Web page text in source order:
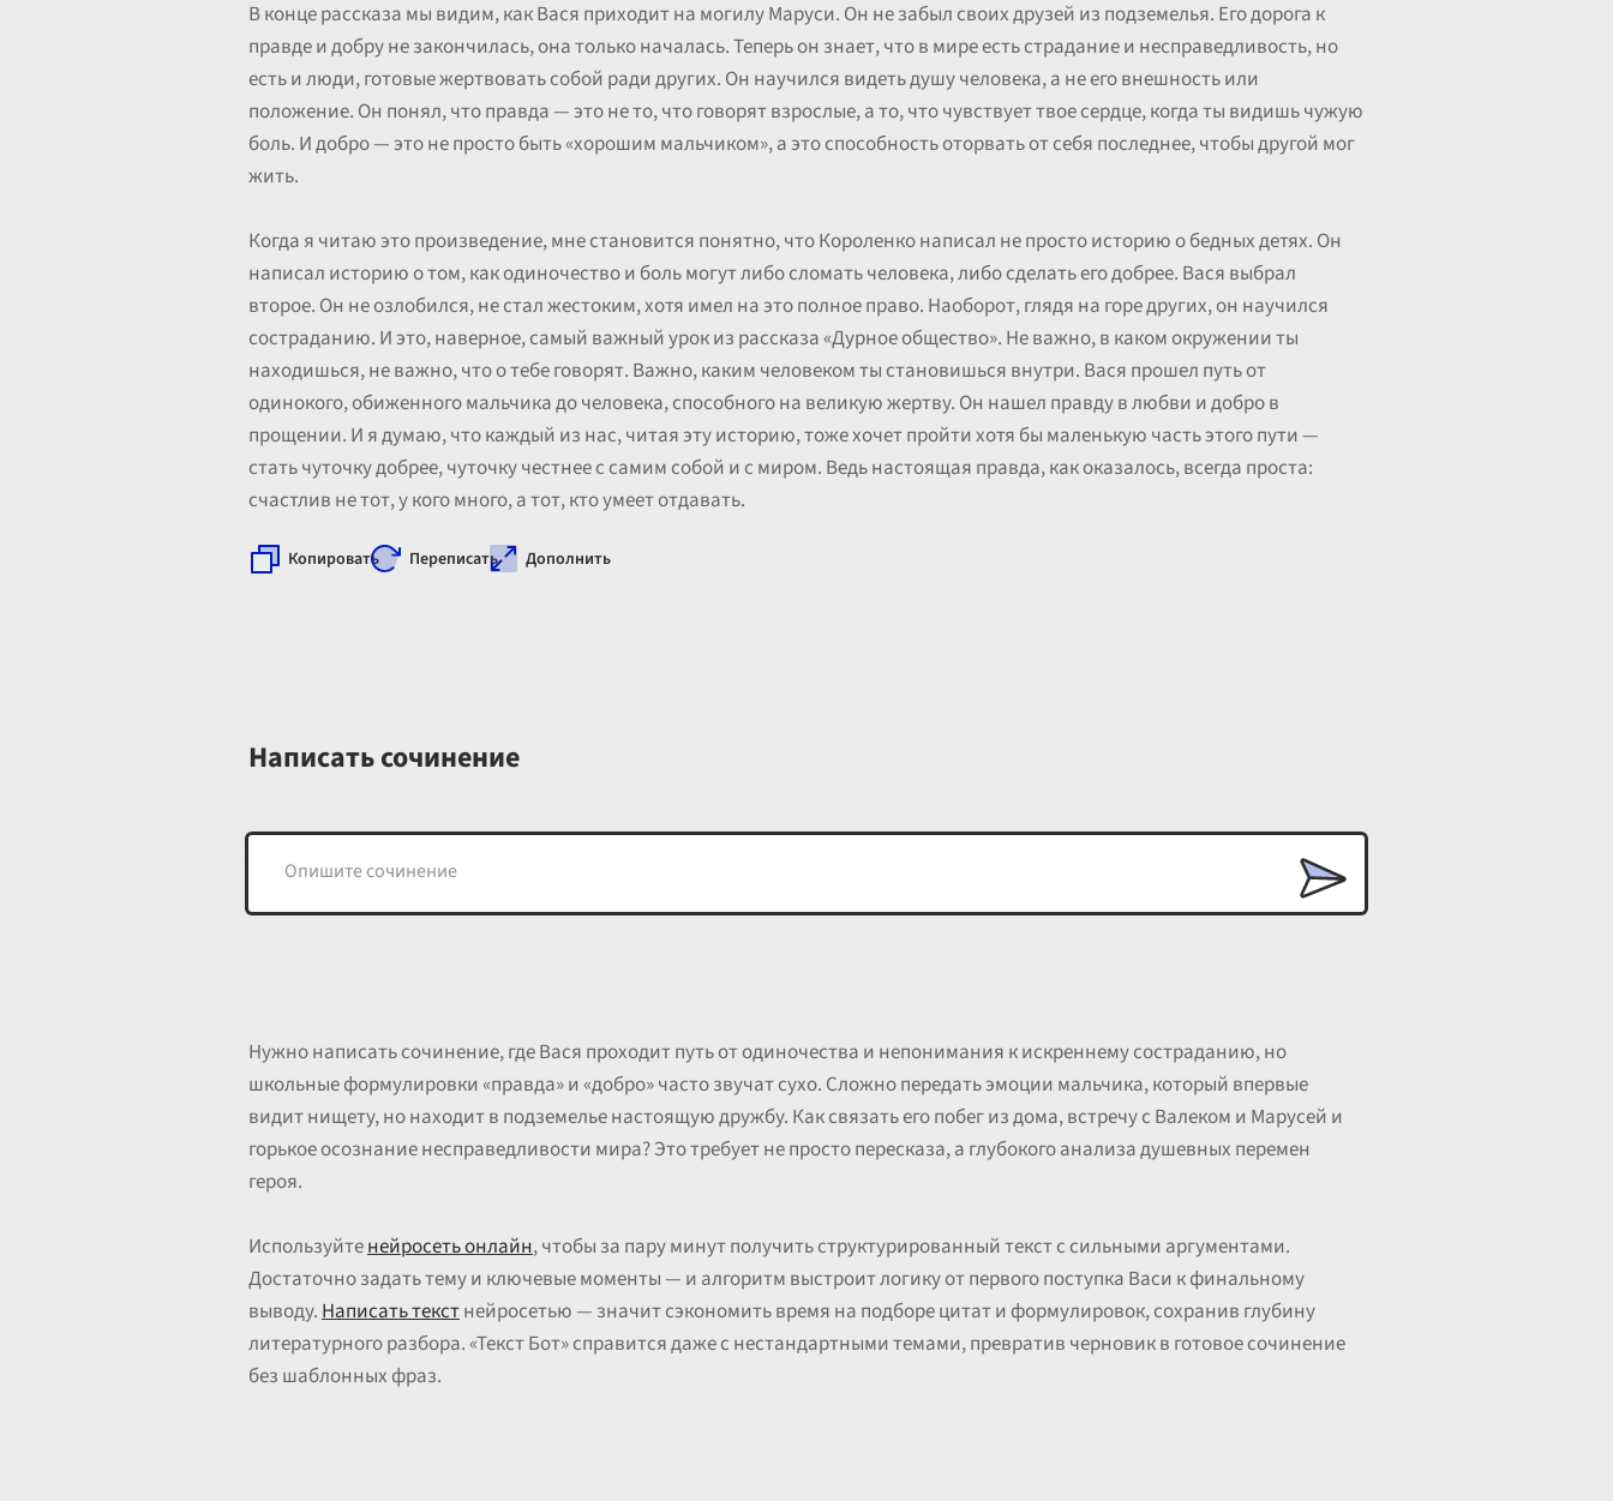
В конце рассказа мы видим, как Вася приходит на могилу Маруси. Он не забыл своих друзей из подземелья. Его дорога к
правде и добру не закончилась, она только началась. Теперь он знает, что в мире есть страдание и несправедливость, но
есть и люди, готовые жертвовать собой ради других. Он научился видеть душу человека, а не его внешность или
положение. Он понял, что правда — это не то, что говорят взрослые, а то, что чувствует твое сердце, когда ты видишь чужую
боль. И добро — это не просто быть «хорошим мальчиком», а это способность оторвать от себя последнее, чтобы другой мог
жить.
Когда я читаю это произведение, мне становится понятно, что Короленко написал не просто историю о бедных детях. Он
написал историю о том, как одиночество и боль могут либо сломать человека, либо сделать его добрее. Вася выбрал
второе. Он не озлобился, не стал жестоким, хотя имел на это полное право. Наоборот, глядя на горе других, он научился
состраданию. И это, наверное, самый важный урок из рассказа «Дурное общество». Не важно, в каком окружении ты
находишься, не важно, что о тебе говорят. Важно, каким человеком ты становишься внутри. Вася прошел путь от
одинокого, обиженного мальчика до человека, способного на великую жертву. Он нашел правду в любви и добро в
прощении. И я думаю, что каждый из нас, читая эту историю, тоже хочет пройти хотя бы маленькую часть этого пути —
стать чуточку добрее, чуточку честнее с самим собой и с миром. Ведь настоящая правда, как оказалось, всегда проста:
счастлив не тот, у кого много, а тот, кто умеет отдавать.
Копировать Переписать Дополнить
Написать сочинение
Нужно написать сочинение, где Вася проходит путь от одиночества и непонимания к искреннему состраданию, но
школьные формулировки «правда» и «добро» часто звучат сухо. Сложно передать эмоции мальчика, который впервые
видит нищету, но находит в подземелье настоящую дружбу. Как связать его побег из дома, встречу с Валеком и Марусей и
горькое осознание несправедливости мира? Это требует не просто пересказа, а глубокого анализа душевных перемен
героя.
Используйтенейросеть онлайн, чтобы за пару минут получить структурированный текст с сильными аргументами.
Достаточно задать тему и ключевые моменты — и алгоритм выстроит логику от первого поступка Васи к финальному
выводу.Написать текстнейросетью — значит сэкономить время на подборе цитат и формулировок, сохранив глубину
литературного разбора. «Текст Бот» справится даже с нестандартными темами, превратив черновик в готовое сочинение
без шаблонных фраз.